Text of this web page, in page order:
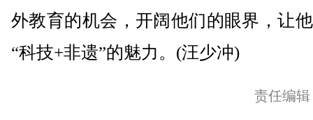
外教育的机会，开阔他们的眼界，让
“科技+非遗”的魅力。(汪少冲)
责任编